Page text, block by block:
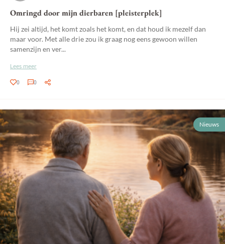
Omringd door mijn dierbaren [pleisterplek]
Hij zei altijd, het komt zoals het komt, en dat houd ik mezelf dan
maar voor. Met alle drie zou ik graag nog eens gewoon willen
samenzijn en ver...
Lees meer
0 0
Nieuws